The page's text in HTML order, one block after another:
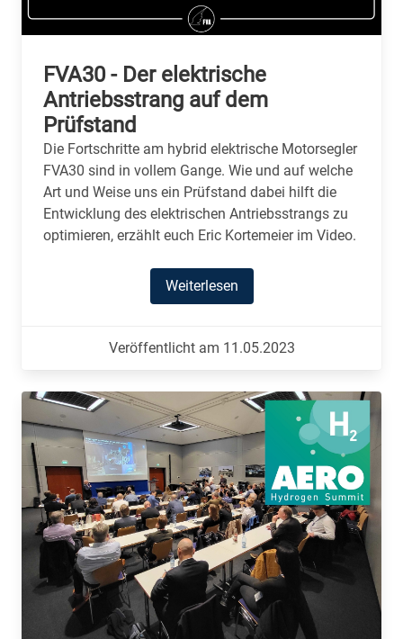
FVA30 - Der elektrische
Antriebsstrang auf dem
Prüfstand
Die Fortschritte am hybrid elektrische Motorsegler
FVA30 sind in vollem Gange. Wie und auf welche
Art und Weise uns ein Prüfstand dabei hilft die
Entwicklung des elektrischen Antriebsstrangs zu
optimieren, erzählt euch Eric Kortemeier im Video.
Weiterlesen
Veröffentlicht am 11.05.2023